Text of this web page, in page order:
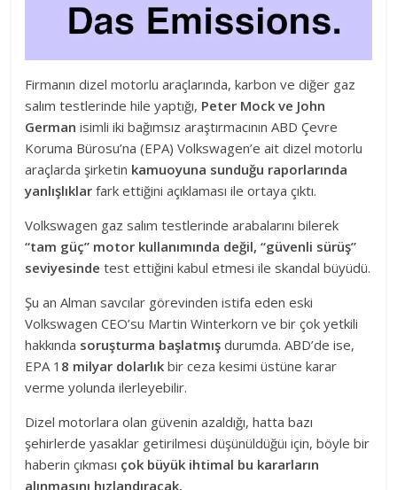
Firmanın dizel motorlu araçlarında, karbon ve diğer gaz
salım testlerinde hile yaptığı, Peter Mock ve John
German isimli iki bağımsız araştırmacının ABD Çevre
Koruma Bürosu’na (EPA) Volkswagen’e ait dizel motorlu
araçlarda şirketin kamuoyuna sunduğu raporlarında
yanlışlıklar fark ettiğini açıklaması ile ortaya çıktı.
Volkswagen gaz salım testlerinde arabalarını bilerek
“tam güç” motor kullanımında değil, “güvenli sürüş”
seviyesinde test ettiğini kabul etmesi ile skandal büyüdü.
Şu an Alman savcılar görevinden istifa eden eski
Volkswagen CEO’su Martin Winterkorn ve bir çok yetkili
hakkında soruşturma başlatmış durumda. ABD’de ise,
EPA 1 8 milyar dolarlık bir ceza kesimi üstüne karar
verme yolunda ilerleyebilir.
Dizel motorlara olan güvenin azaldığı, hatta bazı
şehirlerde yasaklar getirilmesi düşünüldüğüı için, böyle bir
haberin çıkması çok büyük ihtimal bu kararların
alınmasını hızlandıracak.